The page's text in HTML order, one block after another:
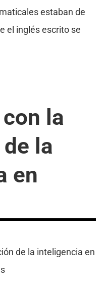
estaban de
el inglés escrito se
la
la
en